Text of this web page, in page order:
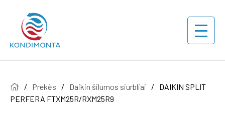
/ Prekės / Daikin šilumos siurbliai /
DAIKIN SPLIT
PERFERA FTXM25R/RXM25R9